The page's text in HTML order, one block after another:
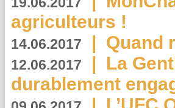
agriculteurs !
14.06.2017 | Quand
12.06.2017 | La
durablement